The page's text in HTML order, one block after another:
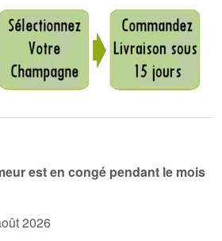
est en congé pendant le mois
2026